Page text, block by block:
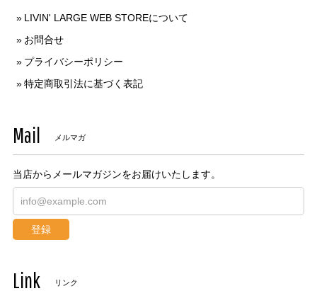
LIVIN' LARGE WEB STOREについて
お問合せ
プライバシーポリシー
特定商取引法に基づく表記
Mail メルマガ
当店からメールマガジンをお届けいたします。
登録
Link リンク